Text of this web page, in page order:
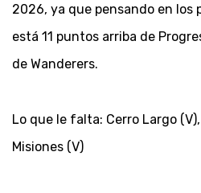
2026, ya que pensando en los
está 11 puntos arriba de
de Wanderers.
Lo que le falta: Cerro Largo
Misiones (V)